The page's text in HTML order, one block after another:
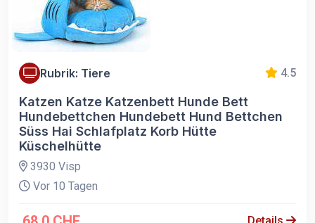
Rubrik: Tiere 4.5
Katzen Katze Katzenbett Hunde Bett
Hundebettchen Hundebett Hund Bettchen
Süss Hai Schlafplatz Korb Hütte
Küschelhütte
3930 Visp
Vor 10 Tagen